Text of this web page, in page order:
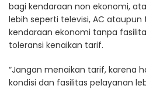
bagi kendaraan non ekonomi,
lebih seperti televisi, AC ataupun
kendaraan ekonomi tanpa
toleransi kenaikan tarif.
“Jangan menaikan tarif, karena
kondisi dan fasilitas pelayanan